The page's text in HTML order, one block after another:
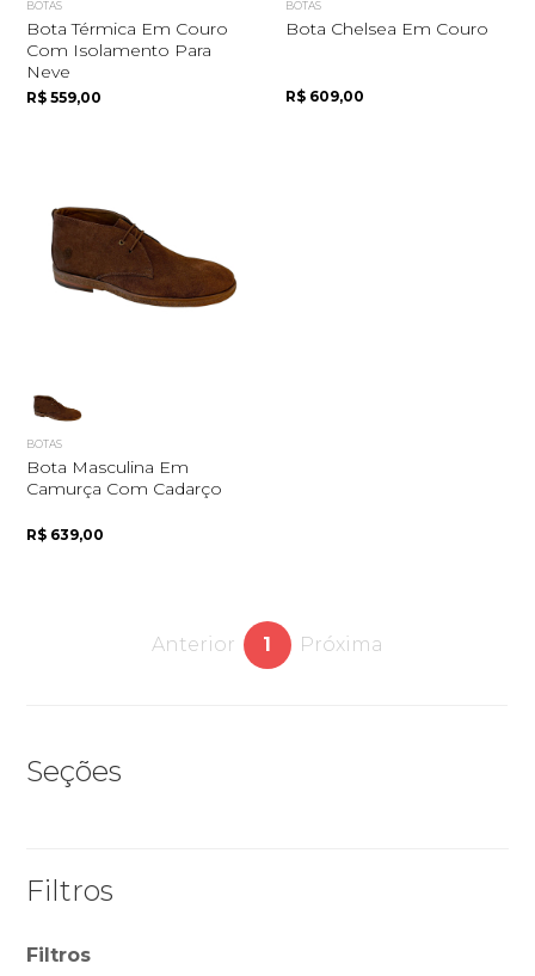
BOTAS
Bota Térmica Em Couro
Com Isolamento Para
Neve
R$ 559,00
BOTAS
Bota Chelsea Em Couro
R$ 609,00
BOTAS
Bota Masculina Em
Camurça Com Cadarço
R$ 639,00
Anterior 1 Próxima
Seções
Filtros
Filtros